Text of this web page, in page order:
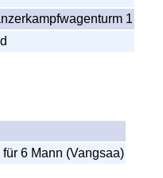
1
6 Mann (Vangsaa)